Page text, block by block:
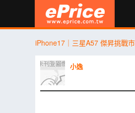
評測 討論 產品
iPhone17｜三星A57 傑昇挑戰
小逸